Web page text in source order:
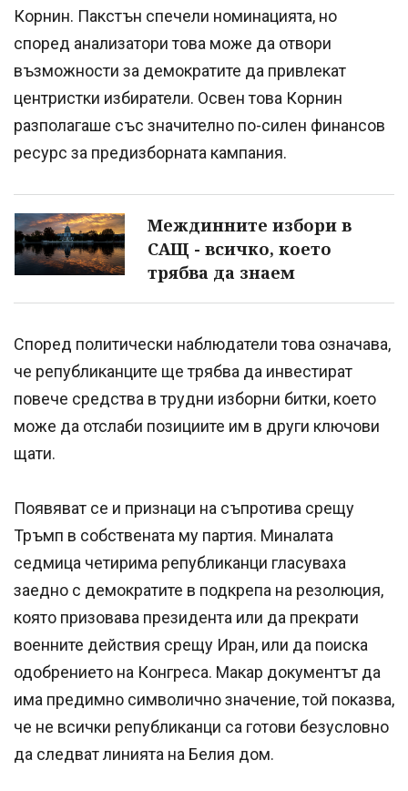
Корнин. Пакстън спечели номинацията, но
според анализатори това може да отвори
възможности за демократите да привлекат
центристки избиратели. Освен това Корнин
разполагаше със значително по-силен финансов
ресурс за предизборната кампания.
Междинните избори в
САЩ - всичко, което
трябва да знаем
Според политически наблюдатели това означава,
че републиканците ще трябва да инвестират
повече средства в трудни изборни битки, което
може да отслаби позициите им в други ключови
щати.
Появяват се и признаци на съпротива срещу
Тръмп в собствената му партия. Миналата
седмица четирима републиканци гласуваха
заедно с демократите в подкрепа на резолюция,
която призовава президента или да прекрати
военните действия срещу Иран, или да поиска
одобрението на Конгреса. Макар документът да
има предимно символично значение, той показва,
че не всички републиканци са готови безусловно
да следват линията на Белия дом.